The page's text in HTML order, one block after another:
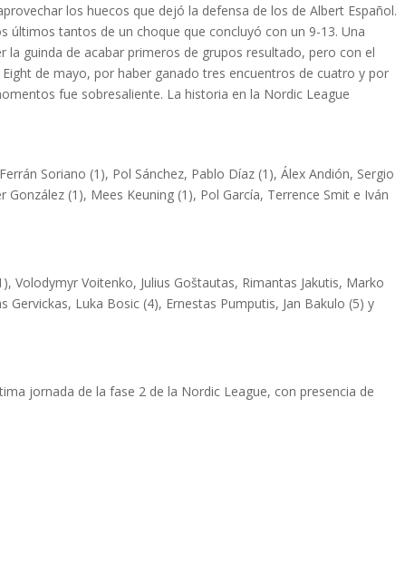
los huecos que dejó la defensa de los de Albert Español.
últimos tantos de un choque que concluyó con un 9-13. Una
guinda de acabar primeros de grupos resultado, pero con el
de mayo, por haber ganado tres encuentros de cuatro y por
fue sobresaliente. La historia en la Nordic League
Soriano (1), Pol Sánchez, Pablo Díaz (1), Álex Andión, Sergio
(1), Mees Keuning (1), Pol García, Terrence Smit e Iván
Volodymyr Voitenko, Julius Goštautas, Rimantas Jakutis, Marko
Gervickas, Luka Bosic (4), Ernestas Pumputis, Jan Bakulo (5) y
jornada de la fase 2 de la Nordic League, con presencia de